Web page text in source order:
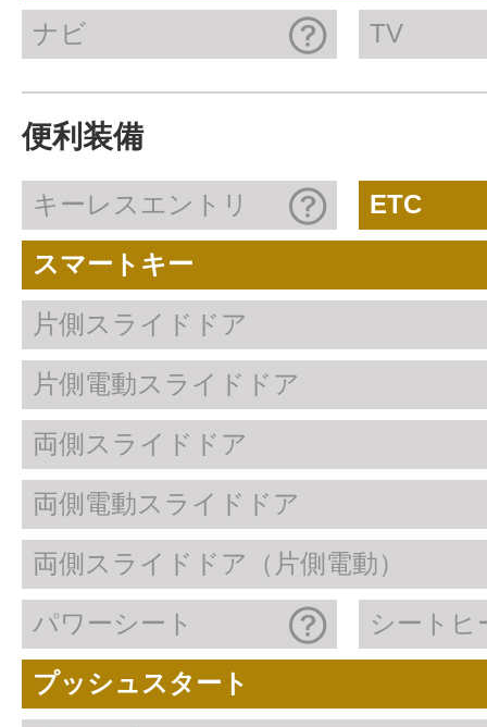
ナビ TV
便利装備
キーレスエントリ ETC
スマートキー
片側スライドドア
片側電動スライドドア
両側スライドドア
両側電動スライドドア
両側スライドドア（片側電動）
パワーシート シートヒ
プッシュスタート